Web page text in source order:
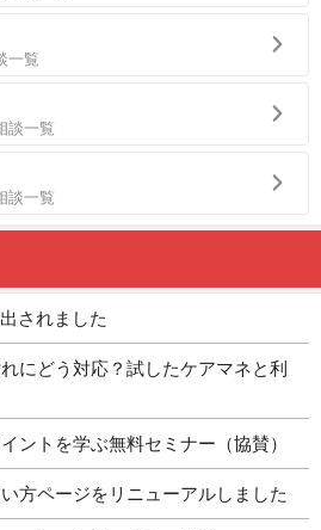
一覧
談一覧
談一覧
されました
にどう対応？試したケアマネと利
ントを学ぶ無料セミナー（協賛）
方ページをリニューアルしました